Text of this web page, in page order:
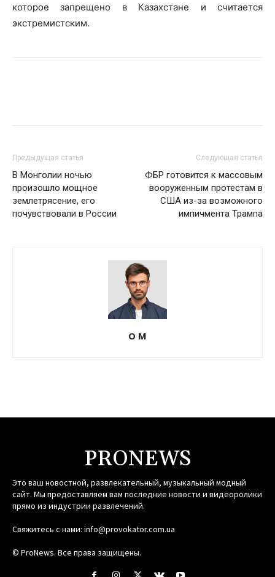
которое запрещено в Казахстане и считается
экстремистским.
Предыдущая статья
В Монголии ночью
произошло мощное
землетрясение, его
почувствовали в России
Следующая статья
ФБР готовится к массовым
вооруженным протестам в
США из-за возможного
импичмента Трампа
О М
PRONEWS
Это ваш новостной, развлекательный, музыкальный модный
сайт. Мы предоставляем вам последние новости и видеоролики
прямо из индустрии развлечений.
Свяжитесь с нами: info@provokator.com.ua
© ProNews. Все права защищены.